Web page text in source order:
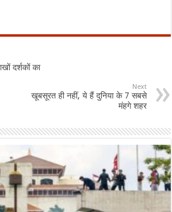
दर्शकों का
Next
खूबसूरत ही नहीं, ये हैं दुनिया के 7 सबसे
मंहगे शहर